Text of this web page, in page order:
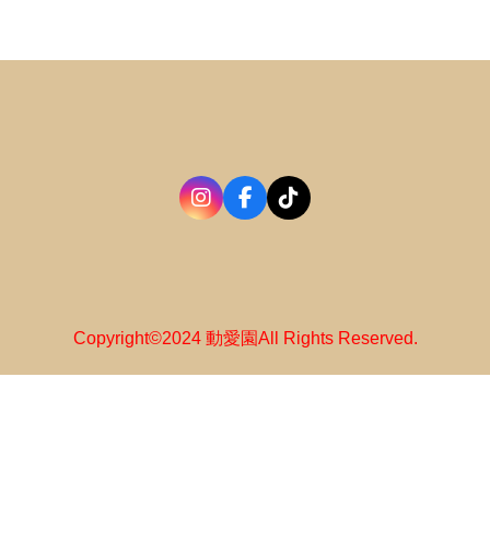
Copyright©2024 動愛園All Rights Reserved.